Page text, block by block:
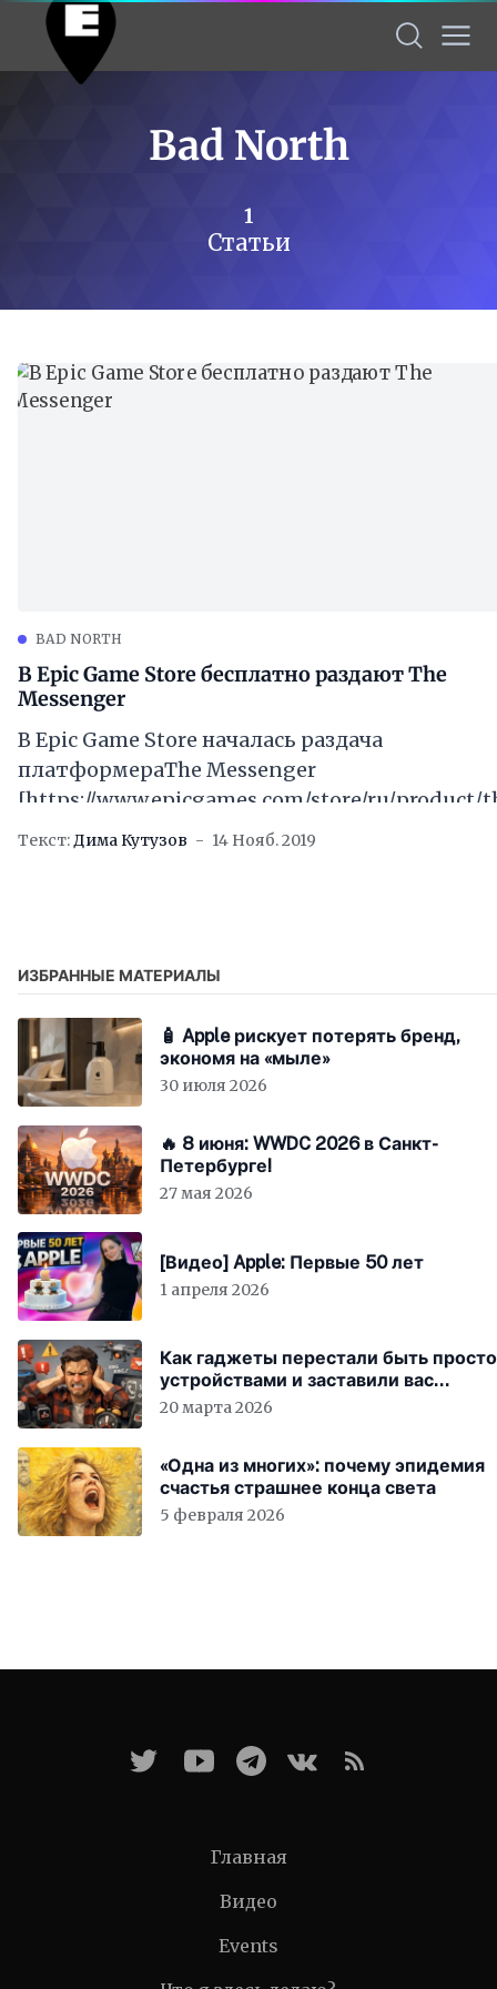
Bad North
1
Статьи
BAD NORTH
В Epic Game Store бесплатно раздают The
Messenger
В Epic Game Store началась раздача
платформераThe Messenger
[https://www.epicgames.com/store/ru/product/
messenger/home], выполненного в ретро-
Текст:Дима Кутузов 14 Нояб. 2019
ИЗБРАННЫЕ МАТЕРИАЛЫ
🧴 Apple рискует потерять бренд,
экономя на «мыле»
30 июля 2026
🔥 8 июня: WWDC 2026 в Санкт-
Петербурге!
27 мая 2026
[Видео] Apple: Первые 50 лет
1 апреля 2026
Как гаджеты перестали быть просто
устройствами и заставили вас
бесплатно работать
20 марта 2026
«Одна из многих»: почему эпидемия
счастья страшнее конца света
5 февраля 2026
Главная
Видео
Events